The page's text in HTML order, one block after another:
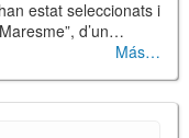
estat seleccionats i
d’un…
Más